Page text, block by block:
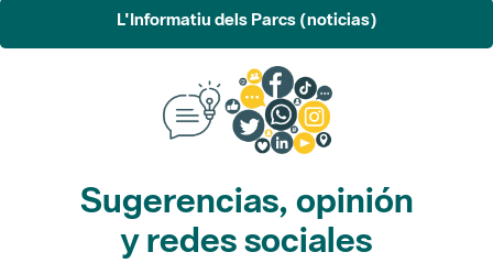
L'Informatiu dels Parcs (noticias)
Sugerencias, opinión
y redes sociales